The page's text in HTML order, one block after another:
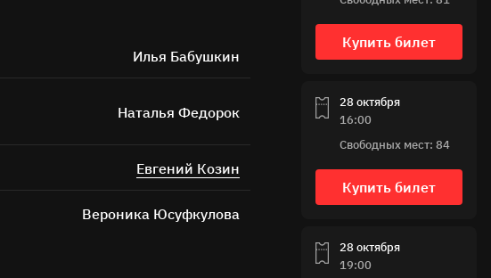
Илья Бабушкин
Наталья Федорок
Евгений Козин
Вероника Юсуфкулова
Купить билет
28 октября
16:00
Свободных мест: 84
Купить билет
28 октября
19:00